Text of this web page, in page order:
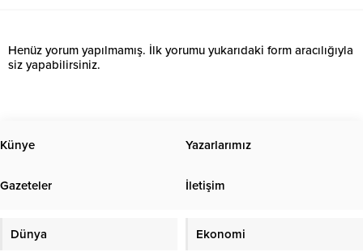
Henüz yorum yapılmamış. İlk yorumu yukarıdaki form aracılığıyla
siz yapabilirsiniz.
Künye Yazarlarımız
Gazeteler İletişim
Dünya Ekonomi